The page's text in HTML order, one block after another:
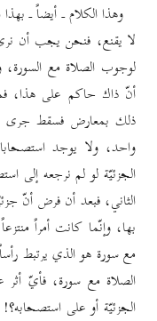
وهذا الكلام ـ أيضاً ـ
لا يقنع، فنحن يجب أن
لوجوب الصلاة مع
أنّ ذاك حاكم على هذا،
ذلك بمعارض فسقط جرى
واحد، ولا يوجد
الجزئيّة لو لم نرجعه
الثاني، فبعد أن فرض أنّ
بها، وإنّما كانت أمراً
مع سورة هو الذي يرتبط رأساً
الصلاة مع سورة، فأيّ أثر
الجزئيّة أو على